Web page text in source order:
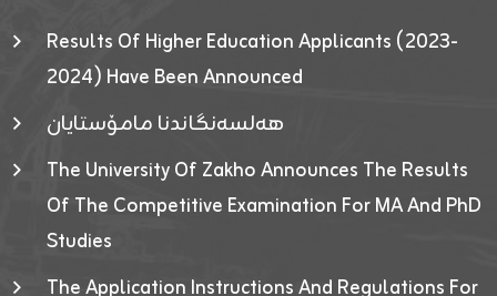
Results Of Higher Education Applicants (2023-
2024) Have Been Announced
هەلسەنگاندنا مامۆستایان
The University Of Zakho Announces The Results
Of The Competitive Examination For MA And PhD
Studies
The Application Instructions And Regulations For